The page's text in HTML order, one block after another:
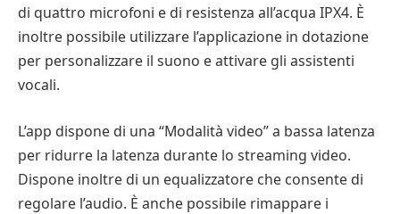
di quattro microfoni e di resistenza all’acqua IPX4. È
inoltre possibile utilizzare l’applicazione in dotazione
per personalizzare il suono e attivare gli assistenti
vocali.
L’app dispone di una “Modalità video” a bassa latenza
per ridurre la latenza durante lo streaming video.
Dispone inoltre di un equalizzatore che consente di
regolare l’audio. È anche possibile rimappare i